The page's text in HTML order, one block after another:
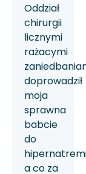
Oddział
chirurgii
licznymi
rażacymi
doprowadził
moja
sprawna
babcie
do
a co za